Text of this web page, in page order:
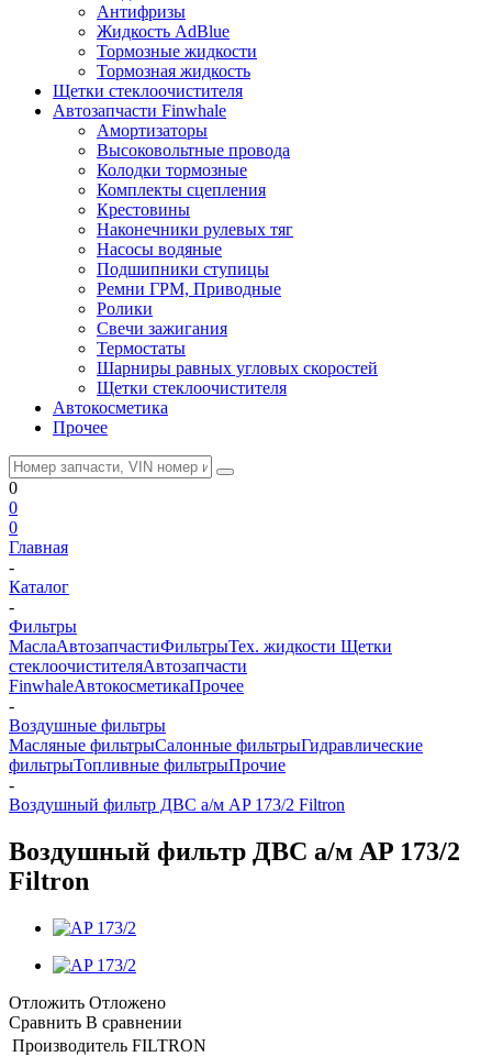
Антифризы
Жидкость AdBlue
Тормозные жидкости
Тормозная жидкость
Щетки стеклоочистителя
Автозапчасти Finwhale
Амортизаторы
Высоковольтные провода
Колодки тормозные
Комплекты сцепления
Крестовины
Наконечники рулевых тяг
Насосы водяные
Подшипники ступицы
Ремни ГРМ, Приводные
Ролики
Свечи зажигания
Термостаты
Шарниры равных угловых скоростей
Щетки стеклоочистителя
Автокосметика
Прочее
0
0
0
Главная
-
Каталог
-
Фильтры
МаслаАвтозапчастиФильтрыТех. жидкости Щетки
стеклоочистителяАвтозапчасти
FinwhaleАвтокосметикаПрочее
-
Воздушные фильтры
Масляные фильтрыСалонные фильтрыГидравлические
фильтрыТопливные фильтрыПрочие
-
Воздушный фильтр ДВС а/м AP 173/2 Filtron
Воздушный фильтр ДВС а/м AP 173/2
Filtron
Отложить Отложено
Сравнить В сравнении
Производитель FILTRON